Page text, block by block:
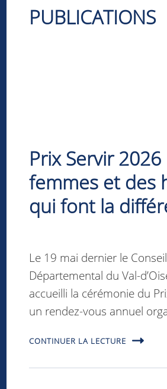
PUBLICATIONS
Prix Servir 2026
femmes et des
qui font la
Le 19 mai dernier le Conseil
Départemental du Val-
accueilli la cérémonie du
un rendez-vous annuel
CONTINUER LA LECTURE